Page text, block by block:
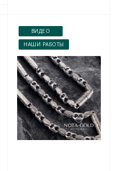
ВИДЕО
НАШИ РАБОТЫ